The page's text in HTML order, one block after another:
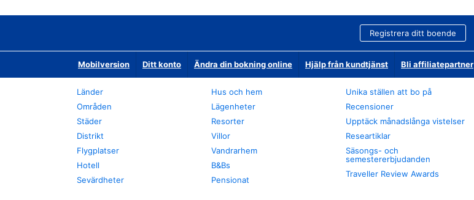
Registrera ditt boende
Mobilversion Ditt konto Ändra din bokning online Hjälp från kundtjänst Bli affiliatepartner
Länder
Områden
Städer
Distrikt
Flygplatser
Hotell
Sevärdheter
Hus och hem
Lägenheter
Resorter
Villor
Vandrarhem
B&Bs
Pensionat
Unika ställen att bo på
Recensioner
Upptäck månadslånga vistelser
Researtiklar
Säsongs- och
semestererbjudanden
Traveller Review Awards